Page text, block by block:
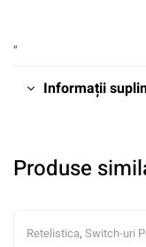
„
Informații
Produse
Retelistica, Switch-uri